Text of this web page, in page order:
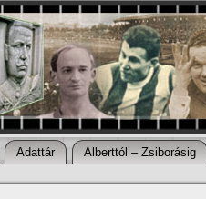
Adattár Alberttól – Zsiborásig